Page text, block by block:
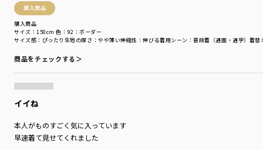
購入商品
購入商品
サイズ感 ：ぴったり 生地の厚さ ：やや薄い伸縮性 ：伸びる着用シーン ：普段着（通園・通学） 着替
サイズ：150cm 色：92：ボーダー
商品をチェックする＞
イイね
本人がものすごく気に入っています
早速着て見せてくれました